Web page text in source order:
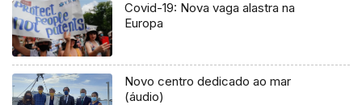
Covid-19: Nova vaga alastra na
Europa
Novo centro dedicado ao mar
(áudio)